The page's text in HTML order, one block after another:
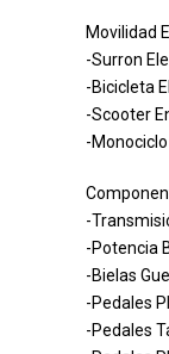
Movilidad
-Surron
-Bicicleta
-Scooter
-
-
-Potencia
-Bielas
-Pedales
-Pedales